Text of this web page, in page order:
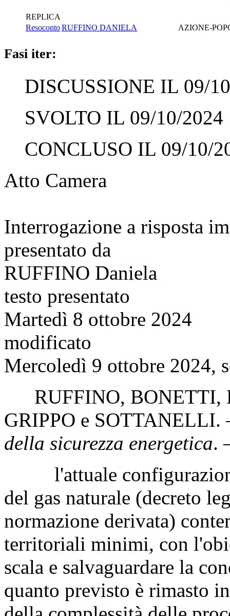
REPLICA
ResocontoRUFFINO DANIELA AZIONE-
Fasi iter:
DISCUSSIONE IL 09/
SVOLTO IL 09/10/2024
CONCLUSO IL 09/10/
Atto Camera
Interrogazione a risposta
presentato da
RUFFINO Daniela
testo presentato
Martedì 8 ottobre 2024
modificato
Mercoledì 9 ottobre 2024,
RUFFINO, BONETTI,
GRIPPO e SOTTANELLI.
della sicurezza energetica.
l'attuale configurazione
del gas naturale (decreto
normazione derivata)
territoriali minimi, con
scala e salvaguardare la
quanto previsto è rimasto